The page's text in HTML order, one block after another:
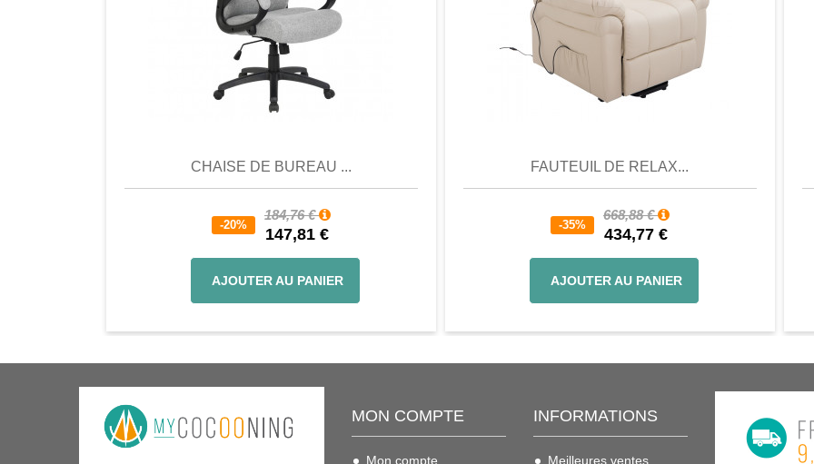
CHAISE DE BUREAU ...
-20%
184,76 €
147,81 €
AJOUTER AU PANIER
Favori
FAUTEUIL DE RELAX...
-35%
668,88 €
434,77 €
AJOUTER AU PANIER
Favori
MON COMPTE
Mon compte
INFORMATIONS
Meilleures ventes